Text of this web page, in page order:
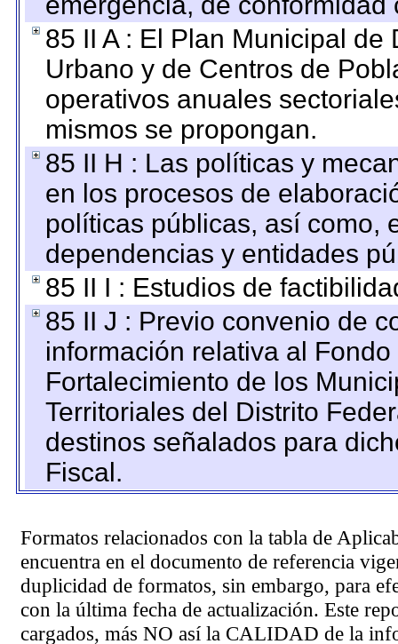
85 II A : El Plan Municipal
Urbano y de Centros de
operativos anuales
mismos se propongan.
85 II H : Las políticas y
en los procesos de
políticas públicas, así como,
dependencias y entidades
85 II I : Estudios de
85 II J : Previo convenio de
información relativa al
Fortalecimiento de los
Territoriales del Distrito
destinos señalados para
Fiscal.
Formatos relacionados con la tabla de
encuentra en el documento de referencia
duplicidad de formatos, sin embargo, para
con la última fecha de actualización. Este
cargados, más NO así la CALIDAD de la